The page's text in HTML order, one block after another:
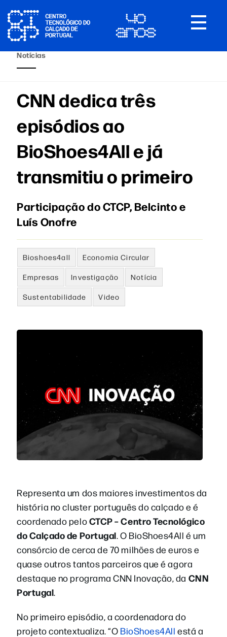
Toggle
Notícias
CNN dedica três
episódios ao
BioShoes4All e já
transmitiu o primeiro
Participação do CTCP, Belcinto e
Luís Onofre
Bioshoes4all Economia Circular
Empresas Investigação Notícia
Sustentabilidade Video
Representa um dos maiores investimentos da
história no cluster português do calçado e é
coordenado peloCTCP – Centro Tecnológico
do Calçado de Portugal. O BioShoes4All é um
consórcio de cerca de 70 milhões de euros e
quase outros tantos parceiros que é agora
destaque no programa CNN Inovação, da CNN
Portugal.
No primeiro episódio, a coordenadora do
projeto contextualiza. “O BioShoes4All está a